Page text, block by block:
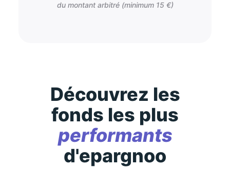
du montant arbitré (minimum 15 €)
Découvrez les
fonds les plus
performants
d'epargnoo